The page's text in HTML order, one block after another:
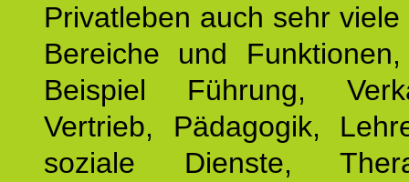
Privatleben auch sehr
Bereiche und
Beispiel Führung,
Vertrieb, Pädagogik,
soziale Dienste,